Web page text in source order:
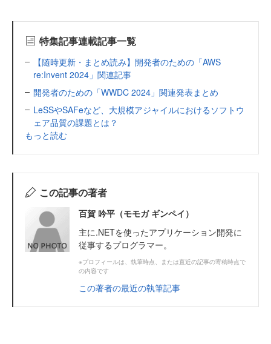
特集記事連載記事一覧
【随時更新・まとめ読み】開発者のための「AWS
re:Invent 2024」関連記事
開発者のための「WWDC 2024」関連発表まとめ
LeSSやSAFeなど、大規模アジャイルにおけるソフトウ
ェア品質の課題とは？
もっと読む
この記事の著者
百賀 吟平（モモガ ギンペイ）
主に.NETを使ったアプリケーション開発に
従事するプログラマー。
※プロフィールは、執筆時点、または直近の記事の寄稿時点で
の内容です
この著者の最近の執筆記事